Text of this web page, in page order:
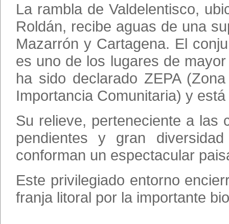
La rambla de Valdelentisco,
Roldán, recibe aguas de una
Mazarrón y Cartagena. El
es uno de los lugares de
ha sido declarado ZEPA
Importancia Comunitaria) y
Su relieve, perteneciente a las
pendientes y gran
conforman un espectacular
Este privilegiado entorno
franja litoral por la importante